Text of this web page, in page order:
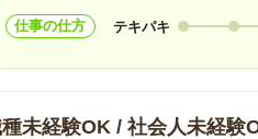
仕事の仕方 テキパキ
未経験OK / 社会人未経験